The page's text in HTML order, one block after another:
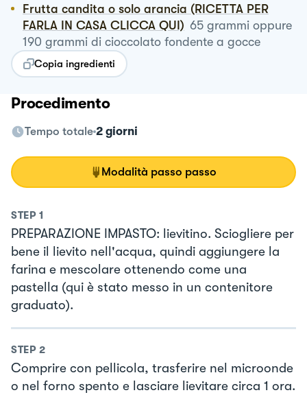
Frutta candita o solo arancia (RICETTA PER
FARLA IN CASA CLICCA QUI) 65 grammi oppure
190 grammi di cioccolato fondente a gocce
Copia ingredienti
Procedimento
Tempo totale 2 giorni
Modalità passo passo
STEP 1
PREPARAZIONE IMPASTO: lievitino. Sciogliere per
bene il lievito nell'acqua, quindi aggiungere la
farina e mescolare ottenendo come una
pastella (qui è stato messo in un contenitore
graduato).
STEP 2
Comprire con pellicola, trasferire nel microonde
o nel forno spento e lasciare lievitare circa 1 ora.